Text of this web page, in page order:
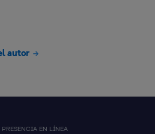
autor
PRESENCIA EN LÍNEA